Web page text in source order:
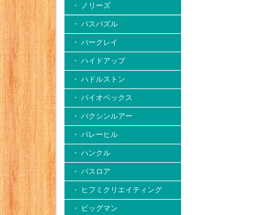
・ ノリーズ
・ バスパズル
・ バークレイ
・ ハイドアップ
・ ハドルストン
・ バイオベックス
・ バクシンルアー
・ バレーヒル
・ ハンクル
・ バスロア
・ ヒフミクリエイティング
・ ビッグマン